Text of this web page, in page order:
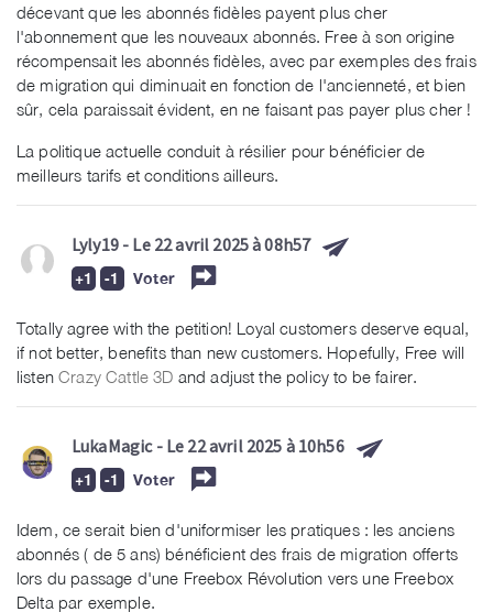
décevant que les abonnés fidèles payent plus cher
l'abonnement que les nouveaux abonnés. Free à son origine
récompensait les abonnés fidèles, avec par exemples des frais
de migration qui diminuait en fonction de l'ancienneté, et bien
sûr, cela paraissait évident, en ne faisant pas payer plus cher !
La politique actuelle conduit à résilier pour bénéficier de
meilleurs tarifs et conditions ailleurs.
Lyly19- Le 22 avril 2025 à 08h57
Voter
Totally agree with the petition! Loyal customers deserve equal,
if not better, benefits than new customers. Hopefully, Free will
listenCrazy Cattle 3D and adjust the policy to be fairer.
LukaMagic- Le 22 avril 2025 à 10h56
Voter
Idem, ce serait bien d'uniformiser les pratiques : les anciens
abonnés ( de 5 ans) bénéficient des frais de migration offerts
lors du passage d'une Freebox Révolution vers une Freebox
Delta par exemple.